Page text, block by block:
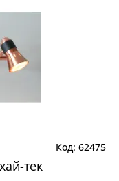
62475
тек